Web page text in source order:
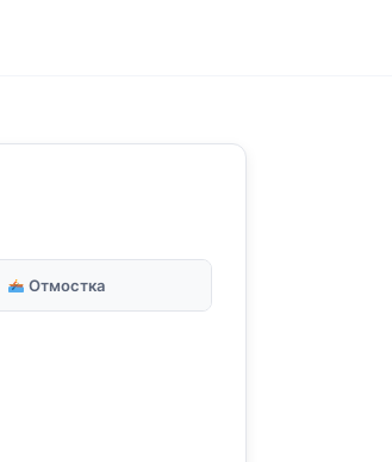
Отмостка